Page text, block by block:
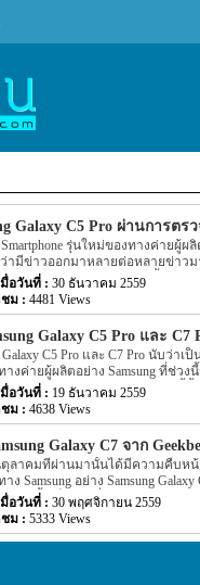
Galaxy C5 Pro ผ่านการตร
รุ่นใหม่ของทางค่ายผู้ผลิ
ามีข่าวออกมาหลายต่อหลายข่าว
ทาง Samsung ออกมาอีกครั้ง สำห
นี้นั้น ตามข่าวระบุว่า Smartphone
อย่างรุ่น Samsung Galaxy
แล้ว โดยก่อนหน้านี้ไม่นาน
อย่าง Samsung Galaxy C7 Pro และ
นก็พึ่งผ่านการตรวจสอบจาก
ยังได้เปิดเผย Spec ภายในตัวเครื่
ตัวเครื่องตามข่าวระบุว่า Samsung
ที่ขับเคลื่อนตัวเครื่องอย่าง
30 ธันวาคม 2559
4481 Views
Galaxy C5 Pro และ
Galaxy C5 Pro และ C7 Pro นับว่าเป็
างค่ายผู้ผลิตอย่าง Samsung ที่ช่วง
ลายต่อหลายข่าว โดยก่อนหน้านี้ทั้ง
ตัวเครื่องหลายๆ อย่างกันไปแล้ว แล
อกมานั้นยังคงไม่มีความคืบหน้าอะ
กลับมีข่าวของทั้ง 2 รุ่นใหม่นี้ออกมา
นพฤศจิกายนที่ผ่านมานั้นได้มีข่าวออ
Pro และ C7 Pro นั้นจะถูกเปิดตัวอ
แต่เมื่อถึงต้นเดือนธันวาคมที่ผ่าน
กมาอีกครั้งออกมา โดยรายละเอีย
เลื่อนไปเปิดตัวในเดือนมกราคมที่จ
นก็ไม่ได้เปิดเผยกำหนดวันที่แน่ชั
19 ธันวาคม 2559
4638 Views
Galaxy C7 จาก
ตุลาคมที่ผ่านมานั้นได้มีความคืบหน้า
ง Samsung อย่าง Samsung
ตอนนั้นเป็นรายชื่อของ Samsung
ต์ของทางอินเดียอย่างเว็บไซต์
ของ Samsung Galaxy C7 นั้นก็เงี
วามคืบหน้าของ Samsung
30 พฤศจิกายน 2559
5333 Views